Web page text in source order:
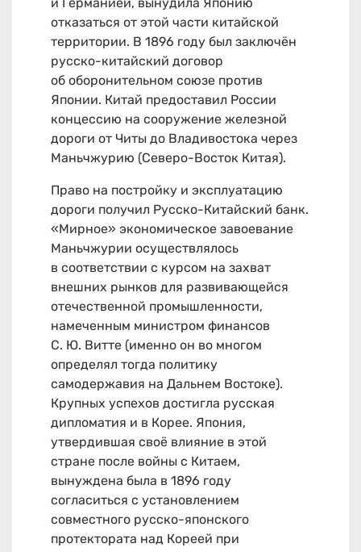
отказаться от этой части китайской
территории. В 1896 году был заключён
русско-китайский договор
об оборонительном союзе против
Японии. Китай предоставил России
концессию на сооружение железной
дороги от Читы до Владивостока через
Маньчжурию (Северо-Восток Китая).
Право на постройку и эксплуатацию
дороги получил Русско-Китайский банк.
«Мирное» экономическое завоевание
Маньчжурии осуществлялось
в соответствии с курсом на захват
внешних рынков для развивающейся
отечественной промышленности,
намеченным министром финансов
С. Ю. Витте (именно он во многом
определял тогда политику
самодержавия на Дальнем Востоке).
Крупных успехов достигла русская
дипломатия и в Корее. Япония,
утвердившая своё влияние в этой
стране после войны с Китаем,
вынуждена была в 1896 году
согласиться с установлением
совместного русско-японского
протектората над Кореей при